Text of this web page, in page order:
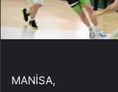
MANİSA,